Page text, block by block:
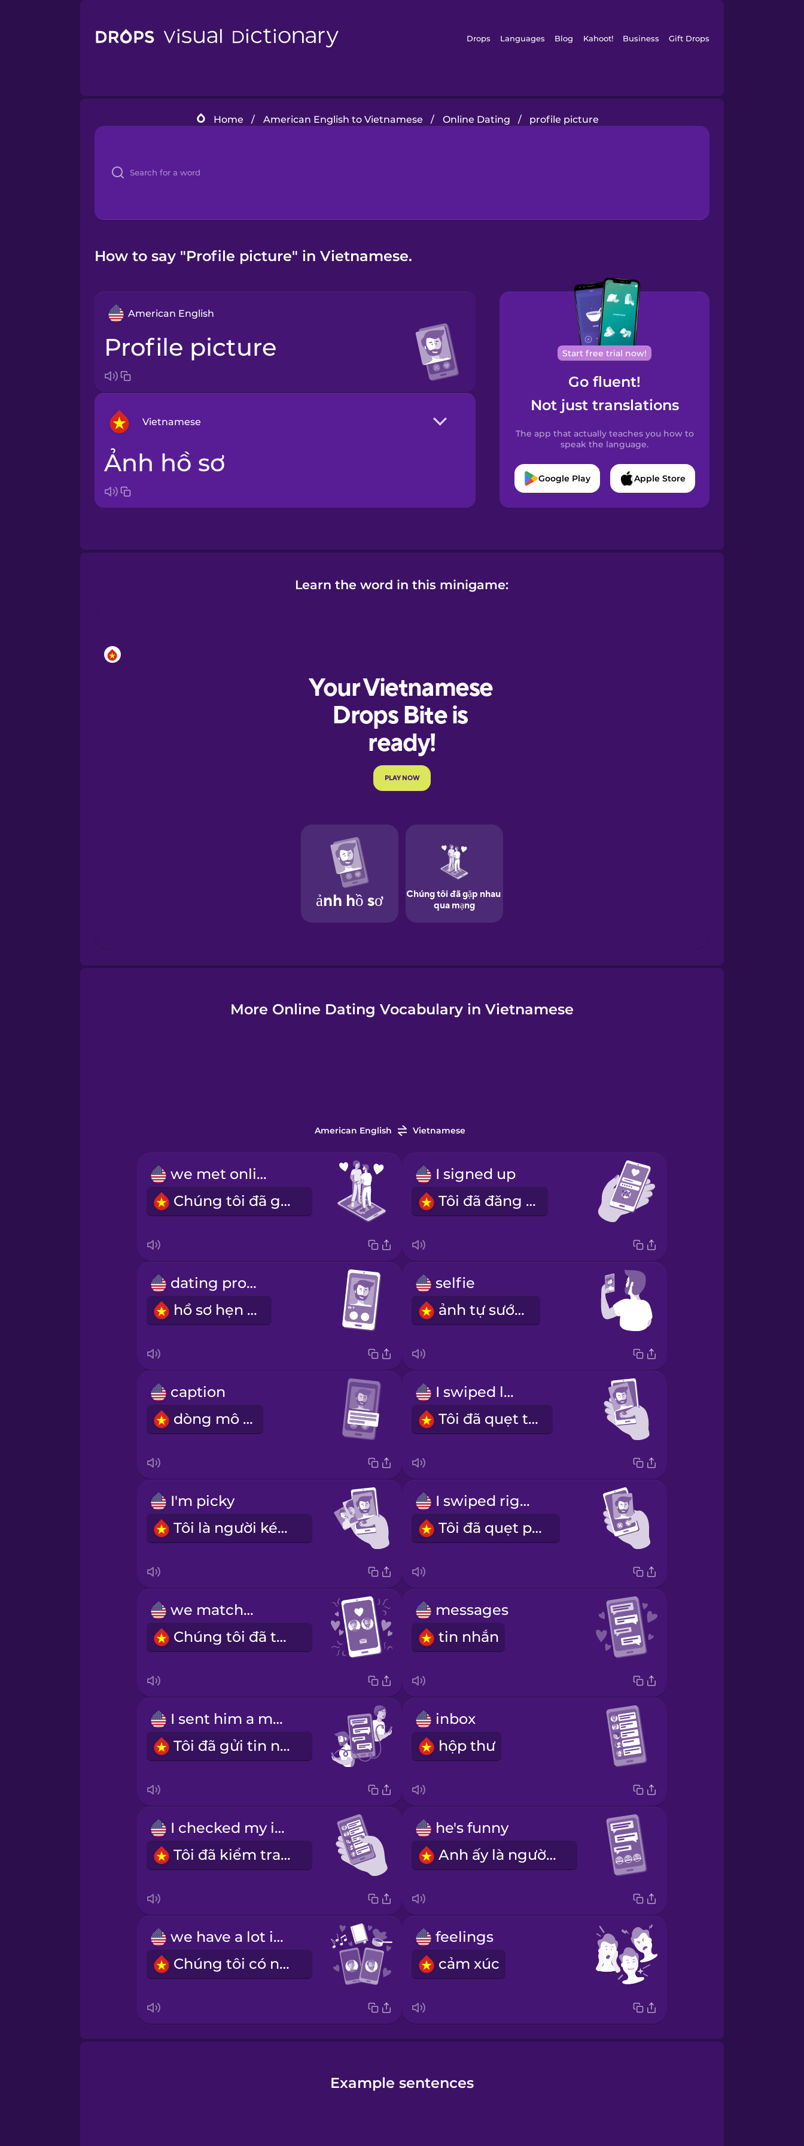
Drops Languages Blog Kahoot! Business Gift Drops
Home / American English to Vietnamese / Online Dating / profile picture
How to say "Profile picture" in Vietnamese.
American English
profile picture
Vietnamese
Arabic
Icelandic
Indonesian
Korean
Mexican Spanish
Māori
Persian
Polish
Russian
Samoan
Serbian
Tagalog
Thai
ảnh hồ sơ
Start free trial now!
Go fluent!
Not just translations
The app that actually teaches you how to
speak the language.
Google Play Apple Store
Learn the word in this minigame:
More Online Dating Vocabulary in Vietnamese
American English Vietnamese
we met online
Chúng tôi đã gặp nhau qua mạng
I signed up
Tôi đã đăng ký
dating profile
hồ sơ hẹn hò
selfie
ảnh tự sướng
caption
dòng mô tả
I swiped left
Tôi đã quẹt trái
I'm picky
Tôi là người kén chọn
I swiped right
Tôi đã quẹt phải
we matched
Chúng tôi đã tương hợp
messages
tin nhắn
I sent him a message
Tôi đã gửi tin nhắn cho anh ấy
inbox
hộp thư
I checked my inbox
Tôi đã kiểm tra hộp thư
he's funny
Anh ấy là người hài hước.
we have a lot in common
Chúng tôi có nhiều điểm chung
feelings
cảm xúc
Example sentences